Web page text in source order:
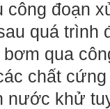
công đoạn
quá
qua
chất
nước khử